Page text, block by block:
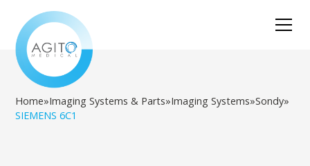
Home»Imaging Systems & Parts»Imaging Systems»Sondy»
SIEMENS 6C1